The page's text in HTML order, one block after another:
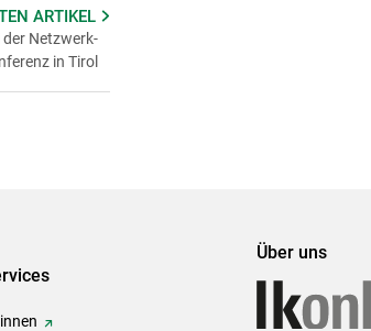
ARTIKEL
Netzwerk-
in Tirol
Über uns